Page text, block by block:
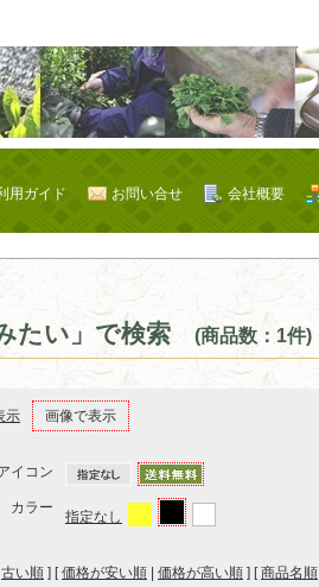
会社概要
お問い合せ
用ガイド
たい」で検索 (商品数：1件)
示 画像で表示
イコン
カラー
指定なし
古い順 ] [価格が安い順 価格が高い順 ] [商品名順